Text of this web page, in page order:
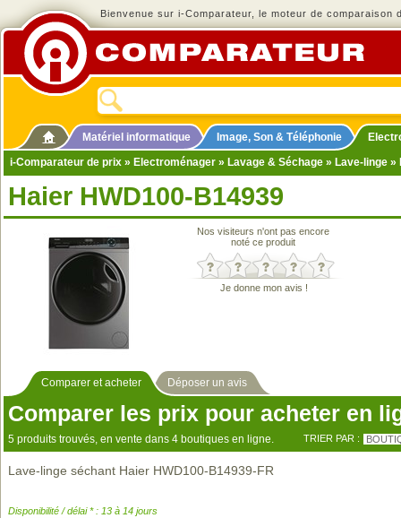
Bienvenue sur i-Comparateur, le moteur de comparaison
Matériel informatique Image, Son & Téléphonie
i-Comparateur de prix » Electroménager » Lavage & Séchage » Lave-linge »
Haier HWD100-B14939
Nos visiteurs n'ont pas encore
noté ce produit
Je donne mon avis !
Comparer et acheter Déposer un avis
Comparer les prix pour acheter en
5 produits trouvés, en vente dans 4 boutiques en ligne. TRIER PAR :
Lave-linge séchant Haier HWD100-B14939-FR
Disponibilité / délai * : 13 à 14 jours